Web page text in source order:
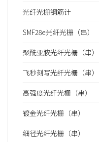
光纤光栅钢筋计
SMF28e光纤光栅（串）
聚酰亚胺光纤光栅（串）
飞秒刻写光纤光栅（串）
高强度光纤光栅（串）
镀金光纤光栅（串）
细径光纤光栅（串）